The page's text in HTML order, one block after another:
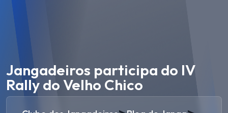
Jangadeiros participa do IV
Rally do Velho Chico